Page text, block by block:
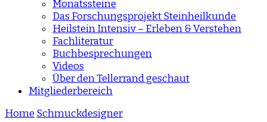
Monatssteine
Das Forschungsprojekt Steinheilkunde
Heilstein Intensiv – Erleben & Verstehen
Fachliteratur
Buchbesprechungen
Videos
Über den Tellerrand geschaut
Mitgliederbereich
Home Schmuckdesigner